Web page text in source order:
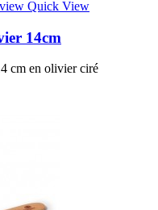
Quick View
14cm
cm en olivier ciré